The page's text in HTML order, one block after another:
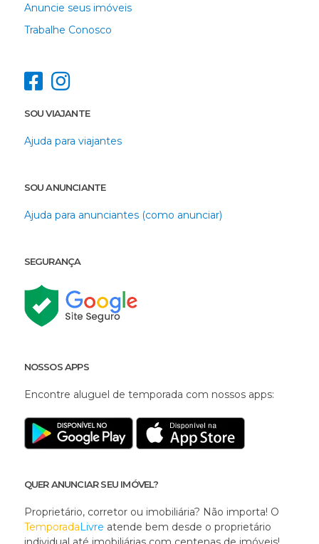
Anuncie seus imóveis
Trabalhe Conosco
SOU VIAJANTE
Ajuda para viajantes
SOU ANUNCIANTE
Ajuda para anunciantes (como anunciar)
SEGURANÇA
NOSSOS APPS
Encontre aluguel de temporada com nossos apps:
QUER ANUNCIAR SEU IMÓVEL?
Proprietário, corretor ou imobiliária? Não importa! O
TemporadaLivre atende bem desde o proprietário